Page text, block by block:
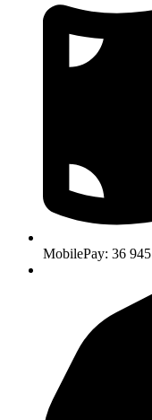
MobilePay: 36 945